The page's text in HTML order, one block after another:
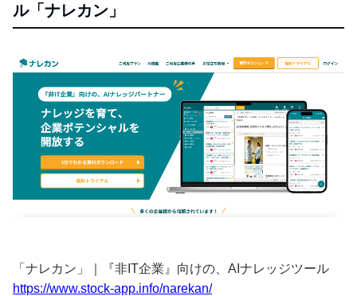
ル「ナレカン」
「ナレカン」｜『非IT企業』向けの、AIナレッジツール
https://www.stock-app.info/narekan/